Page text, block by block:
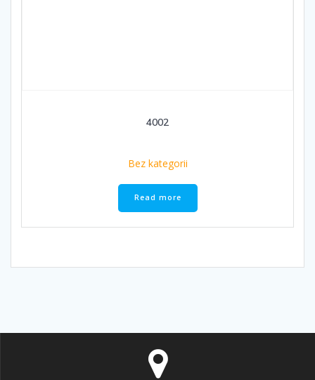
4002
Bez kategorii
Read more